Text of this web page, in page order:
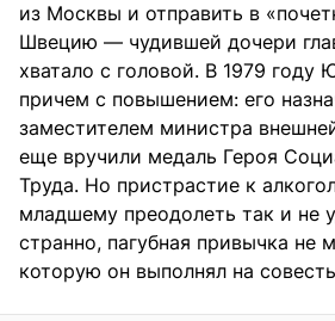
из Москвы и отправить в
Швецию — чудившей дочери
хватало с головой. В 1979 году
причем с повышением: его
заместителем министра
еще вручили медаль Героя
Труда. Но пристрастие к
младшему преодолеть так и не
странно, пагубная привычка не
которую он выполнял на